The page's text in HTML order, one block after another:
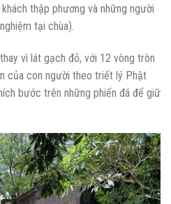
thập phương và những người
tại chùa).
vì lát gạch đỏ, với 12 vòng tròn
của con người theo triết lý Phật
bước trên những phiến đá để giữ